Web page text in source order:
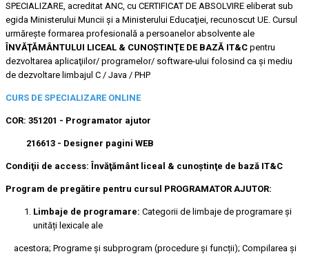
SPECIALIZARE, acreditat ANC, cu CERTIFICAT DE ABSOLVIRE eliberat sub
egida Ministerului Muncii şi a Ministerului Educaţiei, recunoscut UE. Cursul
urmăreşte formarea profesională a persoanelor absolvente ale
ÎNVĂŢĂMÂNTULUI LICEAL & CUNOŞTINŢE DE BAZĂ IT&C pentru
dezvoltarea aplicaţiilor/ programelor/ software-ului folosind ca şi mediu
de dezvoltare limbajul C / Java / PHP
CURS DE SPECIALIZARE ONLINE
COR: 351201 - Programator ajutor
216613 - Designer pagini WEB
Condiţii de access: Învăţământ liceal & cunoştinţe de bază IT&C
Program de pregătire pentru cursul PROGRAMATOR AJUTOR:
Limbaje de programare: Categorii de limbaje de programare și
unități lexicale ale
acestora; Programe și subprogram (procedure și funcții); Compilarea și